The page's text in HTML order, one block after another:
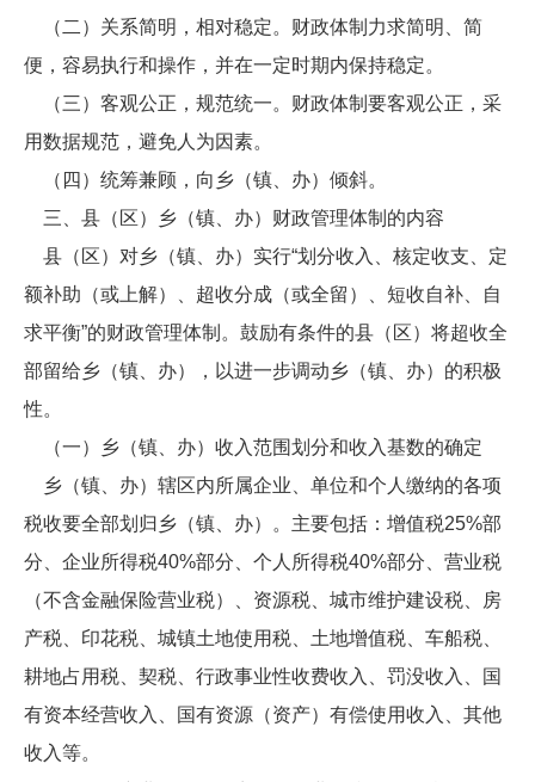
（二）关系简明，相对稳定。财政体制力求简明、简
便，容易执行和操作，并在一定时期内保持稳定。
（三）客观公正，规范统一。财政体制要客观公正，采
用数据规范，避免人为因素。
（四）统筹兼顾，向乡（镇、办）倾斜。
三、县（区）乡（镇、办）财政管理体制的内容
县（区）对乡（镇、办）实行“划分收入、核定收支、定
额补助（或上解）、超收分成（或全留）、短收自补、自
求平衡”的财政管理体制。鼓励有条件的县（区）将超收全
部留给乡（镇、办），以进一步调动乡（镇、办）的积极
性。
（一）乡（镇、办）收入范围划分和收入基数的确定
乡（镇、办）辖区内所属企业、单位和个人缴纳的各项
税收要全部划归乡（镇、办）。主要包括：增值税25%部
分、企业所得税40%部分、个人所得税40%部分、营业税
（不含金融保险营业税）、资源税、城市维护建设税、房
产税、印花税、城镇土地使用税、土地增值税、车船税、
耕地占用税、契税、行政事业性收费收入、罚没收入、国
有资本经营收入、国有资源（资产）有偿使用收入、其他
收入等。